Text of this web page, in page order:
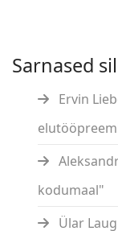
Sarnased
Ervin
kodumaal"
Ülar